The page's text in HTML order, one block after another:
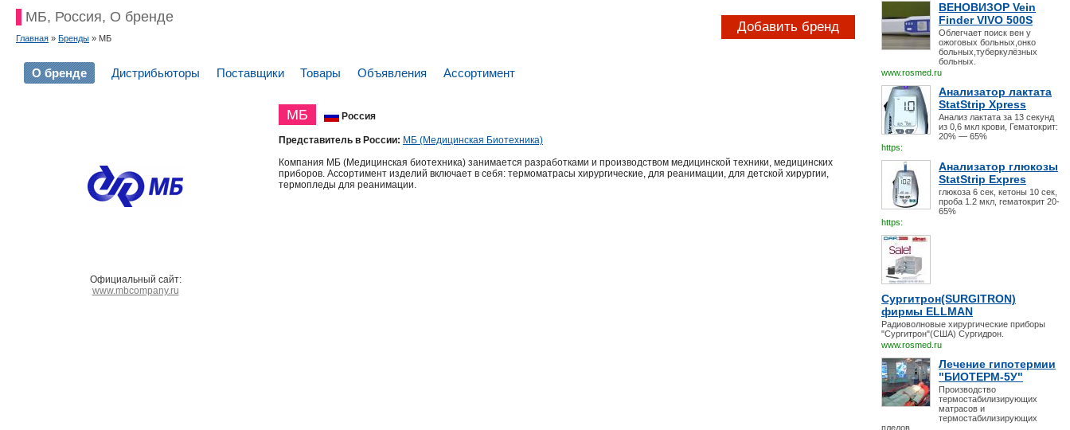
ВЕНОВИЗОР Vein
Finder VIVO 500S
Облегчает поиск вен у
ожоговых больных,онко
больных,туберкулёзных
больных.
www.rosmed.ru
Анализатор лактата
StatStrip Xpress
Анализ лактата за 13 секунд
из 0,6 мкл крови, Гематокрит:
20% — 65%
https:
Анализатор глюкозы
StatStrip Expres
глюкоза 6 сек, кетоны 10 сек,
проба 1.2 мкл, гематокрит 20-
65%
https:
Сургитрон(SURGITRON)
фирмы ELLMAN
Радиоволновые хирургические приборы
"Сургитрон"(США) Сургидрон.
www.rosmed.ru
Лечение гипотермии
"БИОТЕРМ-5У"
Производство
термостабилизирующих
матрасов и
термостабилизирующих
пледов
МБ, Россия, О бренде
Главная » Бренды » МБ
Добавить бренд
О бренде Дистрибьюторы Поставщики Товары Объявления Ассортимент
Официальный сайт:
www.mbcompany.ru
МБ Россия
Представитель в России: МБ (Медицинская Биотехника)
Компания МБ (Медицинская биотехника) занимается разработками и производством медицинской техники, медицинских
приборов. Ассортимент изделий включает в себя: термоматрасы хирургические, для реанимации, для детской хирургии,
термопледы для реанимации.